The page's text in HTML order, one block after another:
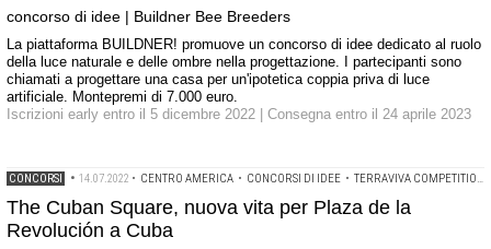
concorso di idee | Buildner Bee Breeders
La piattaforma BUILDNER! promuove un concorso di idee dedicato al ruolo
della luce naturale e delle ombre nella progettazione. I partecipanti sono
chiamati a progettare una casa per un'ipotetica coppia priva di luce
artificiale. Montepremi di 7.000 euro.
Iscrizioni early entro il 5 dicembre 2022 | Consegna entro il 24 aprile 2023
CONCORSI • 14.07.2022 • CENTRO AMERICA • CONCORSI DI IDEE • TERRAVIVA COMPETITIONS
The Cuban Square, nuova vita per Plaza de la
Revolución a Cuba